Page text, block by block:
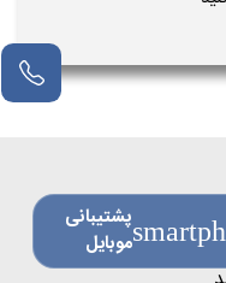
پشتیبانی
موبایل